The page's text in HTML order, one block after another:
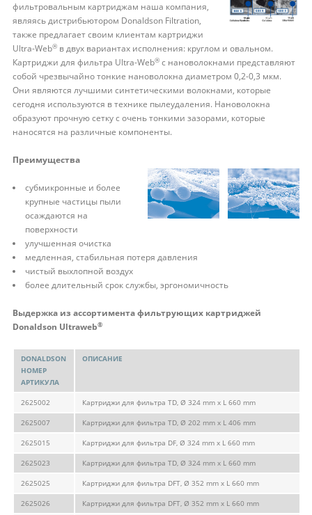
фильтровальным картриджам наша компания,
являясь дистрибьютором Donaldson Filtration,
также предлагает своим клиентам картриджи
Ultra-Web®в двух вариантах исполнения: круглом и овальном.
Картриджи для фильтра Ultra-Web®с нановолокнами представляют
собой чрезвычайно тонкие нановолокна диаметром 0,2-0,3 мкм.
Они являются лучшими синтетическими волокнами, которые
сегодня используются в технике пылеудаления. Нановолокна
образуют прочную сетку с очень тонкими зазорами, которые
наносятся на различные компоненты.
Преимущества
субмикронные и более
крупные частицы пыли
осаждаются на
поверхности
улучшенная очистка
медленная, стабильная потеря давления
чистый выхлопной воздух
более длительный срок службы, эргономичность
Выдержка из ассортимента фильтрующих картриджей
Donaldson Ultraweb®
DONALDSON
НОМЕР
АРТИКУЛА
ОПИСАНИЕ
2625002 Картриджи для фильтра TD, Ø 324 mm x L 660 mm
2625007 Картриджи для фильтра TD, Ø 202 mm x L 406 mm
2625015 Картриджи для фильтра DF, Ø 324 mm x L 660 mm
2625023 Картриджи для фильтра TD, Ø 324 mm x L 660 mm
2625025 Картриджи для фильтра DFT, Ø 352 mm x L 660 mm
2625026 Картриджи для фильтра DFT, Ø 352 mm x L 660 mm